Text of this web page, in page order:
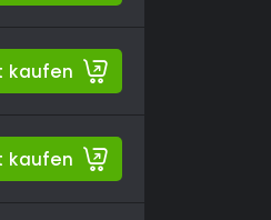
kaufen
kaufen